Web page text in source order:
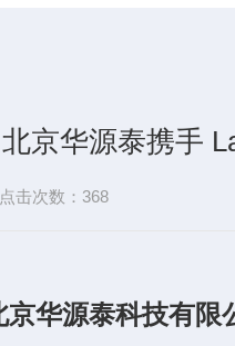
京华源泰携手
点击次数：368
华源泰科技有限